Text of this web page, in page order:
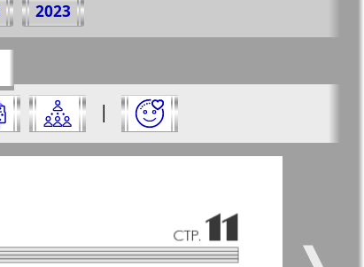
2023
|
и нажмите на нее:
5 Город 511